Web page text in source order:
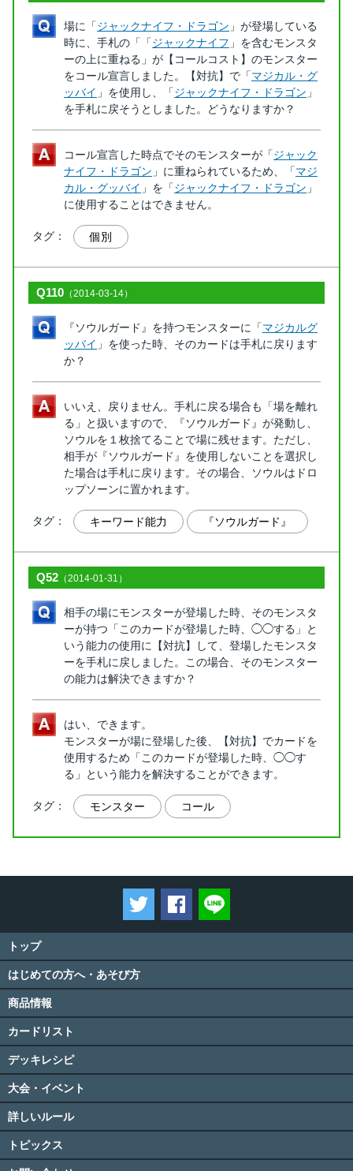
場に「ジャックナイフ・ドラゴン 」が登場している
時に、手札の「「ジャックナイフ 」を含むモンスタ
ーの上に重ねる」が【コールコスト】のモンスター
をコール宣言しました。【対抗】で「マジカル・グ
ッバイ 」を使用し、「ジャックナイフ・ドラゴン 」
を手札に戻そうとしました。どうなりますか？
コール宣言した時点でそのモンスターが「ジャック
ナイフ・ドラゴン 」に重ねられているため、「マジ
カル・グッバイ 」を「ジャックナイフ・ドラゴン 」
に使用することはできません。
タグ： 個別
Q110 （2014-03-14）
『ソウルガード』を持つモンスターに「マジカルグ
ッバイ 」を使った時、そのカードは手札に戻ります
か？
いいえ、戻りません。手札に戻る場合も「場を離れ
る」と扱いますので、『ソウルガード』が発動し、
ソウルを１枚捨てることで場に残せます。ただし、
相手が『ソウルガード』を使用しないことを選択し
た場合は手札に戻ります。その場合、ソウルはドロ
ップソーンに置かれます。
タグ： キーワード能力 『ソウルガード』
Q52 （2014-01-31）
相手の場にモンスターが登場した時、そのモンスタ
ーが持つ「このカードが登場した時、◯◯する」と
いう能力の使用に【対抗】して、登場したモンスタ
ーを手札に戻しました。この場合、そのモンスター
の能力は解決できますか？
はい、できます。
モンスターが場に登場した後、【対抗】でカードを
使用するため「このカードが登場した時、◯◯す
る」という能力を解決することができます。
タグ： モンスター コール
ツイートするFacebookでシェアする
トップ
はじめての方へ・あそび方
商品情報
カードリスト
デッキレシピ
大会・イベント
詳しいルール
トピックス